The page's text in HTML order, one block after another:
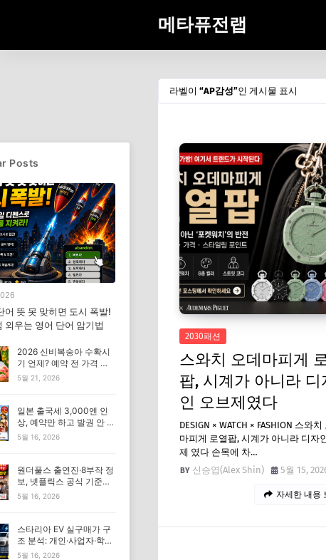
메타퓨전랩
라벨이 AP감성 인 게시물 표시
2030패션
스와치 오데마피게
팝, 시계가 아니라 디
인 오브제였다
DESIGN × WATCH × FASHION 스와치
마피게 로열팝, 시계가 아니라 디자
제 였다 손목에 차…
신승엽(Alex Shin)
5월 15,
자세한 내용
Posts
어 뜻 못 맞히면 도시 폭발!
외우는 영어 단어 암기법
2026 신비복숭아 수확시
기 언제? 예약 전 가격 기
준 모르면 잘못 삽니다
5월 21, 2026
일본 출국세 3,000엔 인
상, 예약만 하고 발권 안 하
면 가족여행 비용 더 낼 수
5월 16, 2026
원더풀스 출연진·8부작 정
보, 넷플릭스 공식 기준으
로 확인해야 하는 이유
5월 16, 2026
스타리아 EV 실구매가 구
조 분석: 개인·사업자·학원
조건이 가격을 바꾸는 이
5월 16, 2026